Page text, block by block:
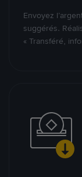
Envoyez
suggérés.
« Transféré,